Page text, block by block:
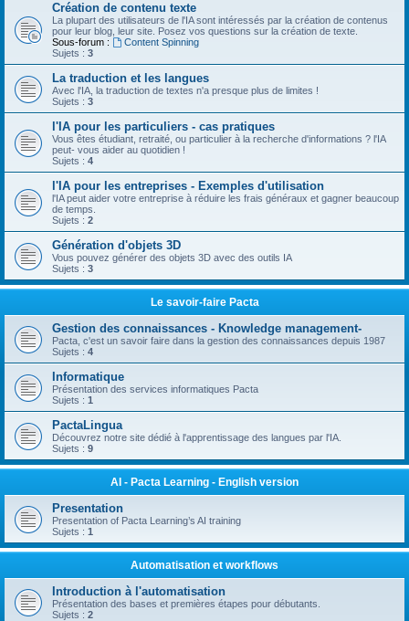
Création de contenu texte
La plupart des utilisateurs de l'IA sont intéressés par la création de contenus
pour leur blog, leur site. Posez vos questions sur la création de texte.
Sous-forum :
Content Spinning
Sujets : 3
La traduction et les langues
Avec l'IA, la traduction de textes n'a presque plus de limites !
Sujets : 3
l'IA pour les particuliers - cas pratiques
Vous êtes étudiant, retraité, ou particulier à la recherche d'informations ? l'IA
peut- vous aider au quotidien !
Sujets : 4
l'IA pour les entreprises - Exemples d'utilisation
l'IA peut aider votre entreprise à réduire les frais généraux et gagner beaucoup
de temps.
Sujets : 2
Génération d'objets 3D
Vous pouvez générer des objets 3D avec des outils IA
Sujets : 3
Le savoir-faire Pacta
Gestion des connaissances - Knowledge management-
Pacta, c'est un savoir faire dans la gestion des connaissances depuis 1987
Sujets : 4
Informatique
Présentation des services informatiques Pacta
Sujets : 1
PactaLingua
Découvrez notre site dédié à l'apprentissage des langues par l'IA.
Sujets : 9
AI - Pacta Learning - English version
Presentation
Presentation of Pacta Learning’s AI training
Sujets : 1
Automatisation et workflows
Introduction à l'automatisation
Présentation des bases et premières étapes pour débutants.
Sujets : 2